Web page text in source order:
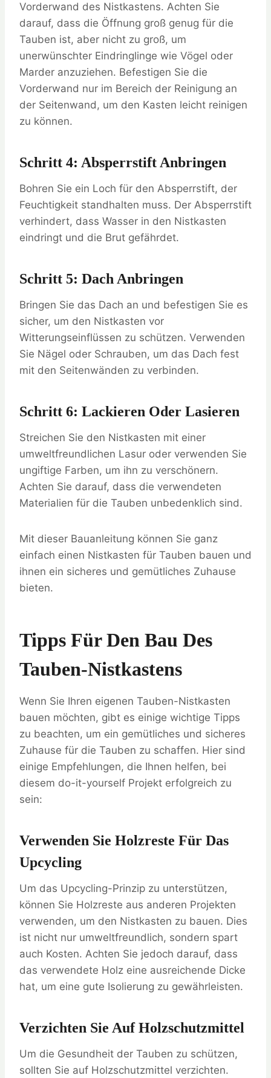
Vorderwand des Nistkastens. Achten Sie
darauf, dass die Öffnung groß genug für die
Tauben ist, aber nicht zu groß, um
unerwünschter Eindringlinge wie Vögel oder
Marder anzuziehen. Befestigen Sie die
Vorderwand nur im Bereich der Reinigung an
der Seitenwand, um den Kasten leicht reinigen
zu können.
Schritt 4: Absperrstift Anbringen
Bohren Sie ein Loch für den Absperrstift, der
Feuchtigkeit standhalten muss. Der Absperrstift
verhindert, dass Wasser in den Nistkasten
eindringt und die Brut gefährdet.
Schritt 5: Dach Anbringen
Bringen Sie das Dach an und befestigen Sie es
sicher, um den Nistkasten vor
Witterungseinflüssen zu schützen. Verwenden
Sie Nägel oder Schrauben, um das Dach fest
mit den Seitenwänden zu verbinden.
Schritt 6: Lackieren Oder Lasieren
Streichen Sie den Nistkasten mit einer
umweltfreundlichen Lasur oder verwenden Sie
ungiftige Farben, um ihn zu verschönern.
Achten Sie darauf, dass die verwendeten
Materialien für die Tauben unbedenklich sind.
Mit dieser Bauanleitung können Sie ganz
einfach einen Nistkasten für Tauben bauen und
ihnen ein sicheres und gemütliches Zuhause
bieten.
Tipps Für Den Bau Des
Tauben-Nistkastens
Wenn Sie Ihren eigenen Tauben-Nistkasten
bauen möchten, gibt es einige wichtige Tipps
zu beachten, um ein gemütliches und sicheres
Zuhause für die Tauben zu schaffen. Hier sind
einige Empfehlungen, die Ihnen helfen, bei
diesem do-it-yourself Projekt erfolgreich zu
sein:
Verwenden Sie Holzreste Für Das
Upcycling
Um das Upcycling-Prinzip zu unterstützen,
können Sie Holzreste aus anderen Projekten
verwenden, um den Nistkasten zu bauen. Dies
ist nicht nur umweltfreundlich, sondern spart
auch Kosten. Achten Sie jedoch darauf, dass
das verwendete Holz eine ausreichende Dicke
hat, um eine gute Isolierung zu gewährleisten.
Verzichten Sie Auf Holzschutzmittel
Um die Gesundheit der Tauben zu schützen,
sollten Sie auf Holzschutzmittel verzichten.